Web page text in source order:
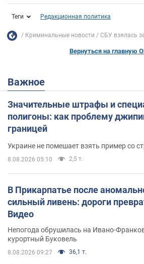
Теги Редакционная политика
Криминальные новости СБУ взялась
Вернуться на главную
Важное
Значительные штрафы и
полигоны: как проблему
границей
Украине не помешает взять пример со
8.08.2026 05:10 2,5 т.
В Прикарпатье после
сильный ливень: дороги
Видео
Непогода обрушилась на Ивано-
курортный Буковель
8.08.2026 09:27 36,1 т.